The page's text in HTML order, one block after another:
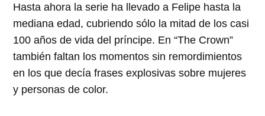
Hasta ahora la serie ha llevado a Felipe hasta la
mediana edad, cubriendo sólo la mitad de los casi
100 años de vida del príncipe. En “The Crown”
también faltan los momentos sin remordimientos
en los que decía frases explosivas sobre mujeres
y personas de color.